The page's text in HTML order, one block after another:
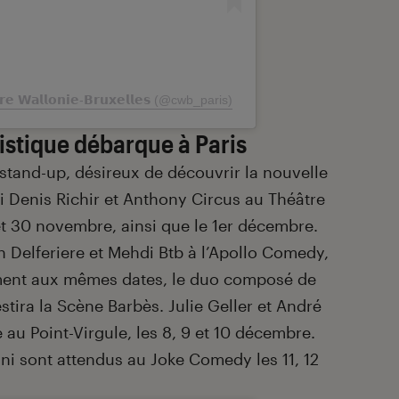
𝗪𝗮𝗹𝗹𝗼𝗻𝗶𝗲-𝗕𝗿𝘂𝘅𝗲𝗹𝗹𝗲𝘀 (@cwb_paris)
débarque à Paris
up, désireux de découvrir la nouvelle
Richir et Anthony Circus au Théâtre
30 novembre, ainsi que le 1er décembre.
et Mehdi Btb à l’Apollo Comedy,
aux mêmes dates, le duo composé de
la Scène Barbès. Julie Geller et André
Point-Virgule, les 8, 9 et 10 décembre.
sont attendus au Joke Comedy les 11, 12